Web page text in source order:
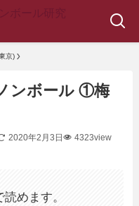
京)
ンボール ①梅
2020年2月3日 4323view
読めます。